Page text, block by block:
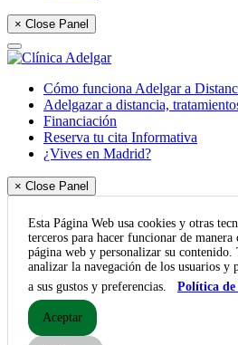
× Close Panel
Cómo funciona Adelgar a
Adelgazar a distancia,
Financiación
Reserva tu cita Informativa
¿Vives en Madrid?
× Close Panel
Esta Página Web usa cookies y otras
terceros para hacer funcionar de manera
página web y personalizar su contenido.
analizar la navegación de los usuarios y
a sus gustos y preferencias.
Política de
Aceptar